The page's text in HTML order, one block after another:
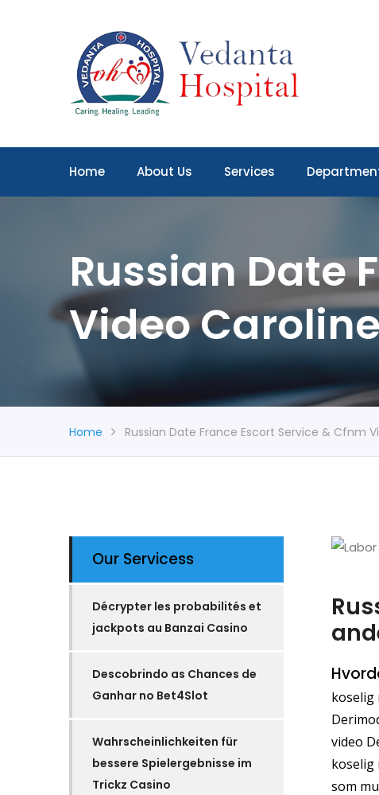
Home About Us Services
Russian Date
Video
Home Russian Date France Escort Service & Cfnm
Our Servicess
Décrypter les probabilités et
jackpots au Banzai Casino
Descobrindo as Chances de
Ganhar no Bet4Slot
Wahrscheinlichkeiten für
bessere Spielergebnisse im
Trickz Casino
koselig
video
koselig
som